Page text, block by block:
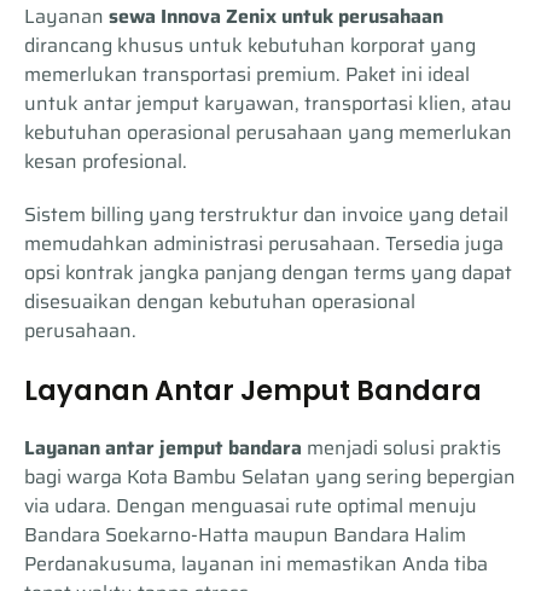
Layanan sewa Innova Zenix untuk perusahaan
dirancang khusus untuk kebutuhan korporat yang
memerlukan transportasi premium. Paket ini ideal
untuk antar jemput karyawan, transportasi klien, atau
kebutuhan operasional perusahaan yang memerlukan
kesan profesional.
Sistem billing yang terstruktur dan invoice yang detail
memudahkan administrasi perusahaan. Tersedia juga
opsi kontrak jangka panjang dengan terms yang dapat
disesuaikan dengan kebutuhan operasional
perusahaan.
Layanan Antar Jemput Bandara
Layanan antar jemput bandara menjadi solusi praktis
bagi warga Kota Bambu Selatan yang sering bepergian
via udara. Dengan menguasai rute optimal menuju
Bandara Soekarno-Hatta maupun Bandara Halim
Perdanakusuma, layanan ini memastikan Anda tiba